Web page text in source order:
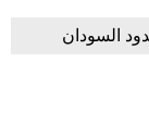
السودان